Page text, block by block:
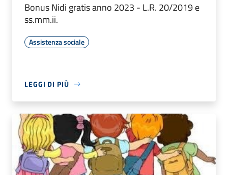
Bonus Nidi gratis anno 2023 - L.R. 20/2019 e
ss.mm.ii.
Assistenza sociale
LEGGI DI PIÙ